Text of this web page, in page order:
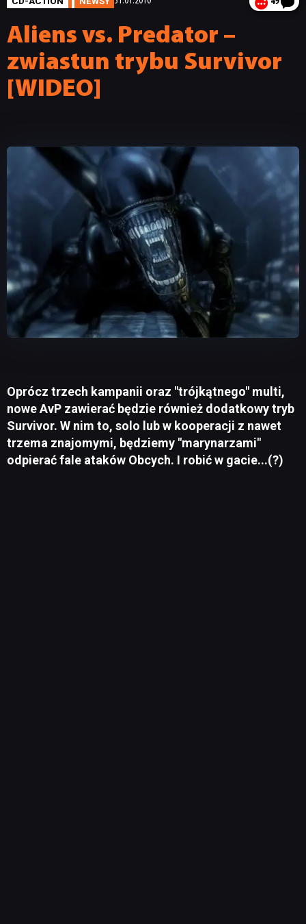
Aliens vs. Predator –
zwiastun trybu Survivor
[WIDEO]
Oprócz trzech kampanii oraz "trójkątnego" multi,
nowe AvP zawierać będzie również dodatkowy tryb
Survivor. W nim to, solo lub w kooperacji z nawet
trzema znajomymi, będziemy "marynarzami"
odpierać fale ataków Obcych. I robić w gacie...(?)